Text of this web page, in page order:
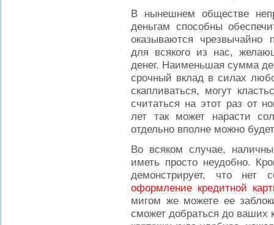
В нынешнем обществе
деньгам способны
оказываются чрезвычайно
для всякого из нас,
денег. Наименьшая сумма
срочный вклад в силах
скапливаться, могут
считаться на этот раз от
лет так может нарасти
отдельно вполне можно
Во всяком случае,
иметь просто неудобно.
демонстрирует, что нет
оформление кредитной
мигом же можете ее
сможет добраться до